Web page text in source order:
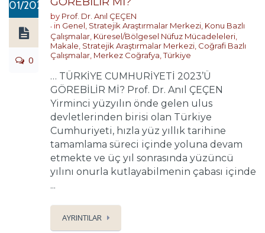
01/2021
0
by Prof. Dr. Anıl ÇEÇEN
in Genel Stratejik Araştırmalar Merkezi Konu Bazlı
Çalışmalar Küresel/Bölgesel Nüfuz Mücadeleleri
Makale Stratejik Araştırmalar Merkezi Coğrafi Bazlı
Çalışmalar Merkez Coğrafya ,Türkiye
… TÜRKİYE CUMHURİYETİ 2023’Ü
GÖREBİLİR Mİ? Prof. Dr. Anıl ÇEÇEN
Yirminci yüzyılın önde gelen ulus
devletlerinden birisi olan Türkiye
Cumhuriyeti, hızla yüz yıllık tarihine
tamamlama süreci içinde yoluna devam
etmekte ve üç yıl sonrasında yüzüncü
yılını onurla kutlayabilmenin çabası içinde
...
AYRINTILAR